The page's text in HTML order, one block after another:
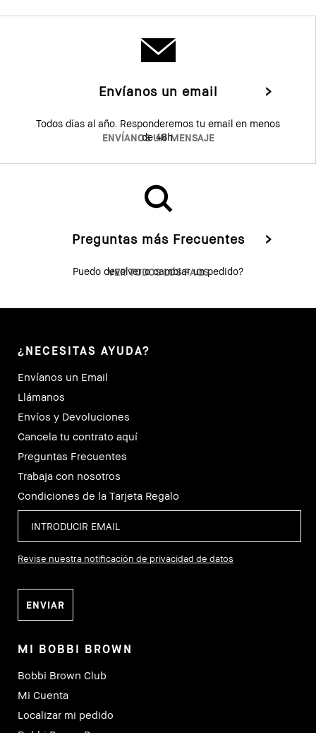
Envíanos un email
Todos días al año. Responderemos tu email en menos
de 48h.
ENVÍANOS UN MENSAJE
Preguntas más Frecuentes
Puedo devolver o cambiar un pedido?
VER TODOS LOS FAQS
¿NECESITAS AYUDA?
Envíanos un Email
Llámanos
Envíos y Devoluciones
Cancela tu contrato aquí
Preguntas Frecuentes
Trabaja con nosotros
Condiciones de la Tarjeta Regalo
Revise nuestra notificación de privacidad de datos
MI BOBBI BROWN
Bobbi Brown Club
Mi Cuenta
Localizar mi pedido